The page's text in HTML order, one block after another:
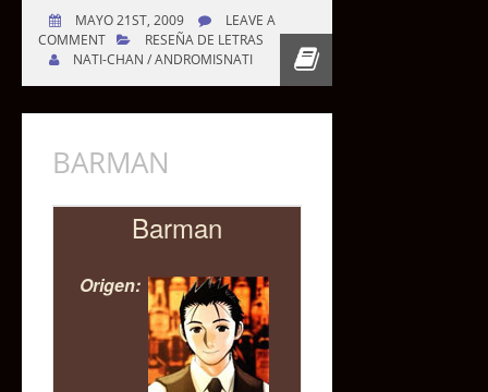
MAYO 21ST, 2009
LEAVE A
COMMENT
RESEÑA DE LETRAS
NATI-CHAN / ANDROMISNATI
BARMAN
Barman
Origen: